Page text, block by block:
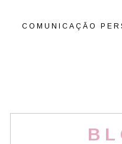
COMUNICAÇÃO